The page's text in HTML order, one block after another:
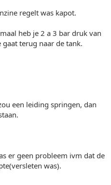
regelt was kapot.
heb je 2 a 3 bar druk van
terug naar de tank.
een leiding springen, dan
er geen probleem ivm dat de
was).